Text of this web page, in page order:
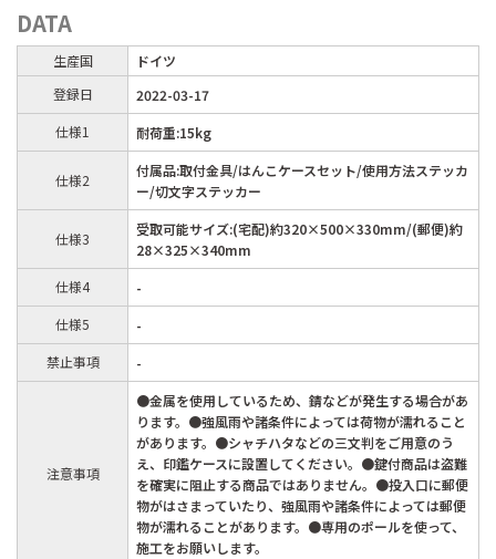
DATA
生産国
ドイツ
登録日
2022-03-17
仕様1
耐荷重:15kg
仕様2
付属品:取付金具/はんこケースセット/使用方法ステッカ
ー/切文字ステッカー
仕様3
受取可能サイズ:(宅配)約320×500×330mm/(郵便)約
28×325×340mm
仕様4
-
仕様5
-
禁止事項
-
注意事項
●金属を使用しているため、錆などが発生する場合があ
ります。●強風雨や諸条件によっては荷物が濡れること
があります。●シャチハタなどの三文判をご用意のう
え、印鑑ケースに設置してください。●鍵付商品は盗難
を確実に阻止する商品ではありません。●投入口に郵便
物がはさまっていたり、強風雨や諸条件によっては郵便
物が濡れることがあります。●専用のポールを使って、
施工をお願いします。